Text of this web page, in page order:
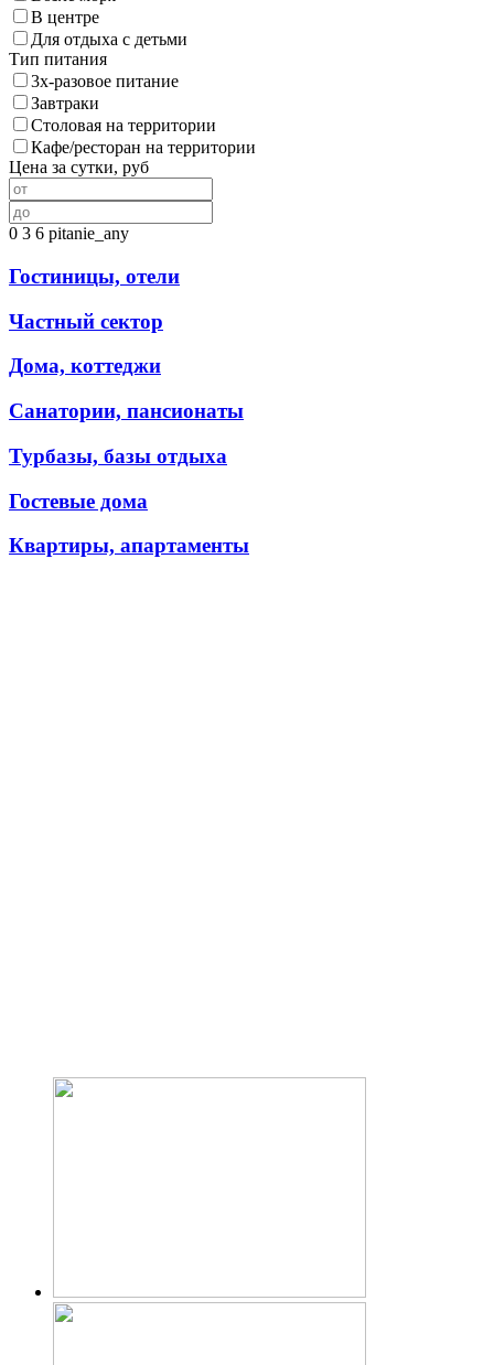
В центре
Для отдыха с детьми
Тип питания
3х-разовое питание
Завтраки
Столовая на территории
Кафе/ресторан на территории
Цена за сутки, руб
0 3 6 pitanie_any
Гостиницы, отели
Частный сектор
Дома, коттеджи
Санатории, пансионаты
Турбазы, базы отдыха
Гостевые дома
Квартиры, апартаменты